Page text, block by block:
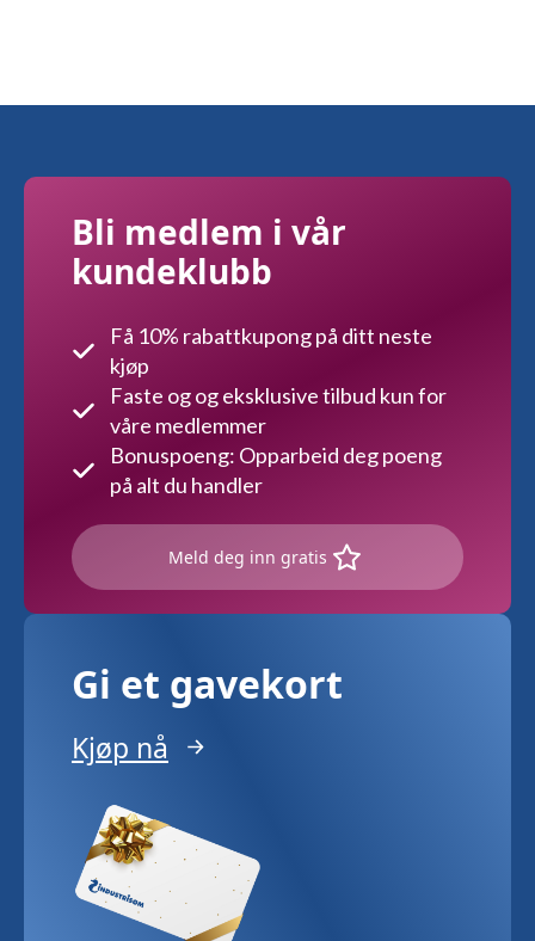
Bli medlem i vår
kundeklubb
Få 10% rabattkupong på ditt neste
kjøp
Faste og og eksklusive tilbud kun for
våre medlemmer
Bonuspoeng: Opparbeid deg poeng
på alt du handler
Meld deg inn gratis
Gi et gavekort
Kjøp nå